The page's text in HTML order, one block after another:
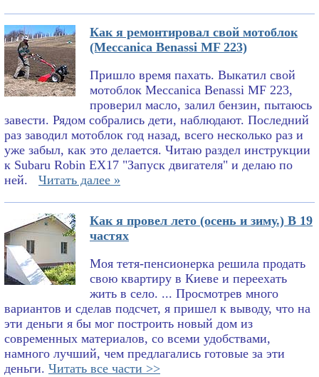
Как я ремонтировал свой мотоблок
(Meccanica Benassi MF 223)
Пришло время пахать. Выкатил свой
мотоблок Meccanica Benassi MF 223,
проверил масло, залил бензин, пытаюсь
завести. Рядом собрались дети, наблюдают. Последний
раз заводил мотоблок год назад, всего несколько раз и
уже забыл, как это делается. Читаю раздел инструкции
к Subaru Robin EX17 "Запуск двигателя" и делаю по
ней.
Читать далее »
Как я провел лето (осень и зиму.) В 19
частях
Моя тетя-пенсионерка решила продать
свою квартиру в Киеве и переехать
жить в село. ... Просмотрев много
вариантов и сделав подсчет, я пришел к выводу, что на
эти деньги я бы мог построить новый дом из
современных материалов, со всеми удобствами,
намного лучший, чем предлагались готовые за эти
деньги. Читать все части >>